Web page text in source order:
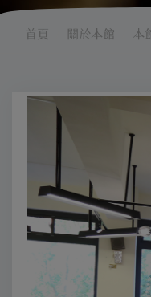
首頁 關於本館 本